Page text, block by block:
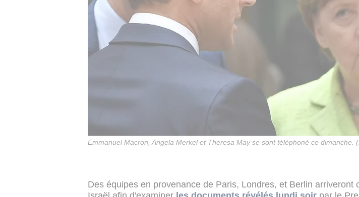
Emmanuel Macron, Angela Merkel et Theresa May se sont téléphoné ce dimanche.
Des équipes en provenance de Paris, Londres, et Berlin arriveront